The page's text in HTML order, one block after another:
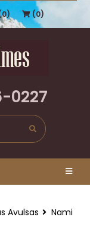
(0)
0227
Avulsas Nami